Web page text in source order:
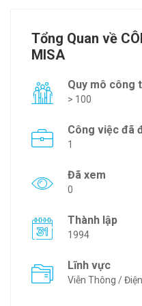
Tổng Quan về
MISA
Quy mô công
> 100
Công việc đã
1
Đã xem
0
Thành lập
1994
Lĩnh vực
Viễn Thông /